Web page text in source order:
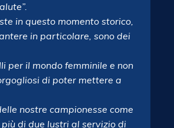
in questo momento storico,
in particolare, sono dei
per il mondo femminile e non
di poter mettere a
nostre campionesse come
di due lustri al servizio di